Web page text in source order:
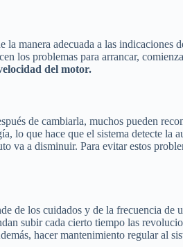
manera adecuada a las
los problemas para arrancar,
del motor.
de cambiarla, muchos pueden
lo que hace que el sistema detecte
va a disminuir. Para evitar estos
de los cuidados y de la frecuencia
subir cada cierto tiempo las
hacer mantenimiento regular al